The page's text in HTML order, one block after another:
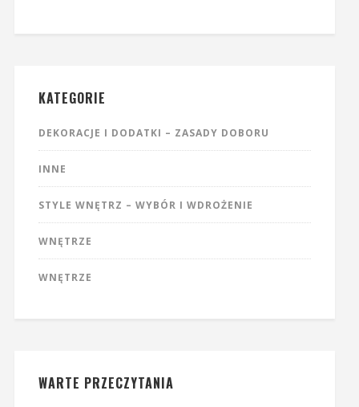
KATEGORIE
DEKORACJE I DODATKI – ZASADY DOBORU
INNE
STYLE WNĘTRZ – WYBÓR I WDROŻENIE
WNĘTRZE
WNĘTRZE
WARTE PRZECZYTANIA